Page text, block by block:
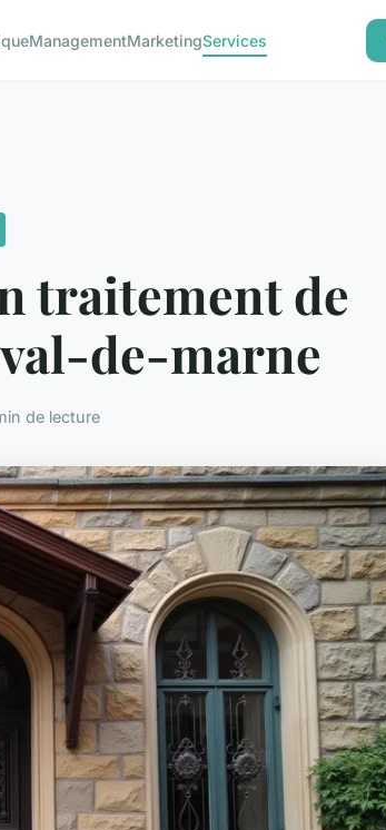
ManagementMarketingServices
traitement de
de-marne
de lecture